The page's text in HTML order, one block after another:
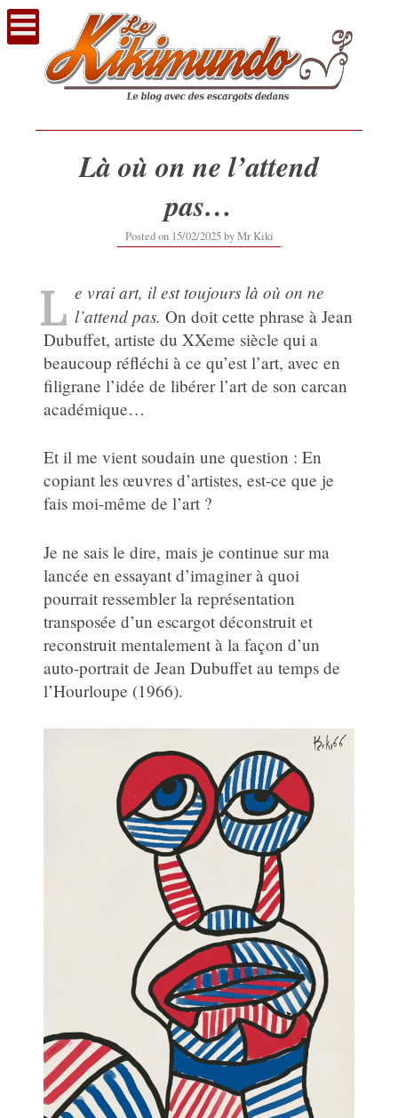
Voir
contenu
Là où on ne l’attend
pas…
Posted on 15/02/202515/02/2025
byMr Kiki
L e vrai art, il est toujours là où on ne
l’attend pas. On doit cette phrase à Jean
Dubuffet, artiste du XXeme siècle qui a
beaucoup réfléchi à ce qu’est l’art, avec en
filigrane l’idée de libérer l’art de son carcan
académique…
Et il me vient soudain une question : En
copiant les œuvres d’artistes, est-ce que je
fais moi-même de l’art ?
Je ne sais le dire, mais je continue sur ma
lancée en essayant d’imaginer à quoi
pourrait ressembler la représentation
transposée d’un escargot déconstruit et
reconstruit mentalement à la façon d’un
auto-portrait de Jean Dubuffet au temps de
l’Hourloupe (1966).